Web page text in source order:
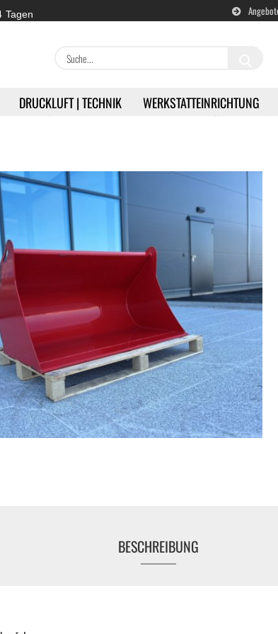
Tagen
DRUCKLUFT | TECHNIK WERKSTATTEINRICHTUNG
Akku | Werkzeuge anzeigen
Milwaukee | Akkugeräte
DeWALT | Akkugeräte
RETTER | Akkugeräte
Hoflader / Agrarfahrzeug » Hoflader - Zubehör » Hochkippschaufel-
BESCHREIBUNG